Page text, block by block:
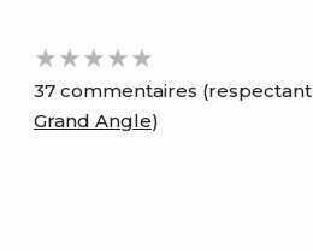
37 commentaires (respectant
Grand Angle)